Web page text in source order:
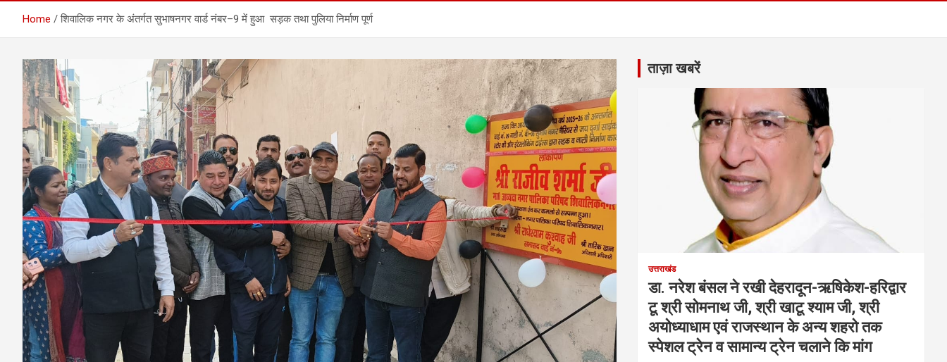
Home शिवालिक नगर के अंतर्गत सुभाषनगर वार्ड नंबर–9 में हुआ सड़क तथा पुलिया निर्माण पूर्ण
ताज़ा खबरें
उत्तराखंड
डा. नरेश बंसल ने रखी देहरादून-ऋषिकेश-हरिद्वार
टू श्री सोमनाथ जी, श्री खाटू श्याम जी, श्री
अयोध्याधाम एवं राजस्थान के अन्य शहरो तक
स्पेशल ट्रेन व सामान्य ट्रेन चलाने कि मांग